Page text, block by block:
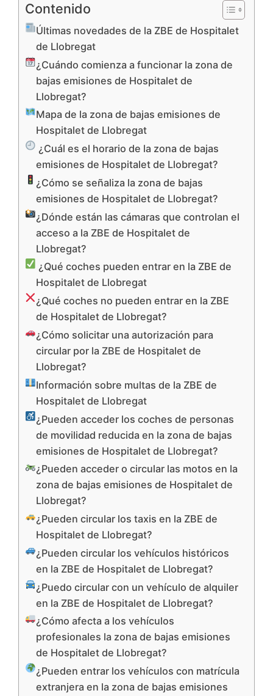
Contenido
Últimas novedades de la ZBE de Hospitalet
de Llobregat
¿Cuándo comienza a funcionar la zona de
bajas emisiones de Hospitalet de
Llobregat?
Mapa de la zona de bajas emisiones de
Hospitalet de Llobregat
¿Cuál es el horario de la zona de bajas
emisiones de Hospitalet de Llobregat?
¿Cómo se señaliza la zona de bajas
emisiones de Hospitalet de Llobregat?
¿Dónde están las cámaras que controlan el
acceso a la ZBE de Hospitalet de
Llobregat?
¿Qué coches pueden entrar en la ZBE de
Hospitalet de Llobregat
¿Qué coches no pueden entrar en la ZBE
de Hospitalet de Llobregat?
¿Cómo solicitar una autorización para
circular por la ZBE de Hospitalet de
Llobregat?
Información sobre multas de la ZBE de
Hospitalet de Llobregat
¿Pueden acceder los coches de personas
de movilidad reducida en la zona de bajas
emisiones de Hospitalet de Llobregat?
¿Pueden acceder o circular las motos en la
zona de bajas emisiones de Hospitalet de
Llobregat?
¿Pueden circular los taxis en la ZBE de
Hospitalet de Llobregat?
¿Pueden circular los vehículos históricos
en la ZBE de Hospitalet de Llobregat?
¿Puedo circular con un vehículo de alquiler
en la ZBE de Hospitalet de Llobregat?
¿Cómo afecta a los vehículos
profesionales la zona de bajas emisiones
de Hospitalet de Llobregat?
¿Pueden entrar los vehículos con matrícula
extranjera en la zona de bajas emisiones